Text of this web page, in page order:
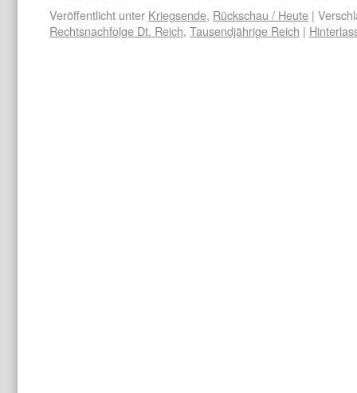
Veröffentlicht unter Kriegsende, Rückschau / Heute |
Rechtsnachfolge Dt. Reich, Tausendjährige Reich |